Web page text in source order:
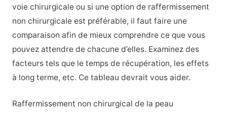
voie chirurgicale ou si une option de raffermissement
non chirurgicale est préférable, il faut faire une
comparaison afin de mieux comprendre ce que vous
pouvez attendre de chacune d’elles. Examinez des
facteurs tels que le temps de récupération, les effets
à long terme, etc. Ce tableau devrait vous aider.
Raffermissement non chirurgical de la peau